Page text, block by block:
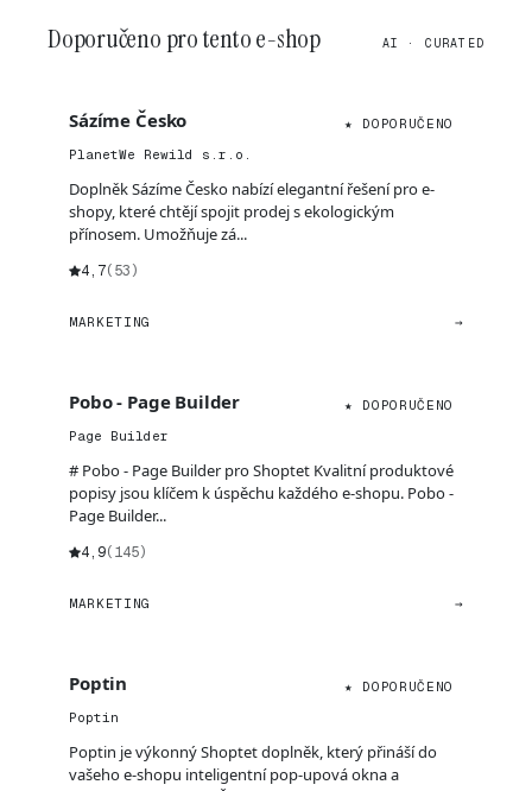
Doporučeno pro tento e-shop AI · CURATED
Sázíme Česko
★ DOPORUČENO
PlanetWe Rewild s.r.o.
Doplněk Sázíme Česko nabízí elegantní řešení pro e-
shopy, které chtějí spojit prodej s ekologickým
přínosem. Umožňuje zá...
4,7(53)
MARKETING →
Pobo - Page Builder
★ DOPORUČENO
Page Builder
# Pobo - Page Builder pro Shoptet Kvalitní produktové
popisy jsou klíčem k úspěchu každého e-shopu. Pobo -
Page Builder...
4,9(145)
MARKETING →
Poptin
★ DOPORUČENO
Poptin
Poptin je výkonný Shoptet doplněk, který přináší do
vašeho e-shopu inteligentní pop-upová okna a